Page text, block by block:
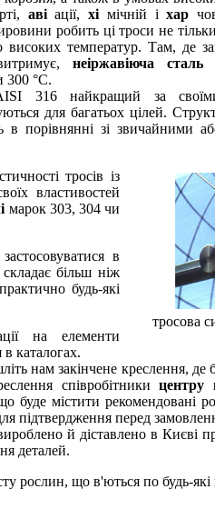
авіації, хі мічній іхар
робить ці троси не
високих температур. Там, де
неіржавіюча сталь
300 °С.
316 найкращий за
для багатьох цілей.
в порівнянні зі звичайними
тросова
тросів із
властивостей
марок 303, 304 чи
в
більш ніж
будь-які
на елементи
каталогах.
нам закінчене креслення, де
співробітникицентру
буде містити рекомендовані
підтвердження перед
й діставлено в Києві
деталей.
рослин, що в'ються по будь-які